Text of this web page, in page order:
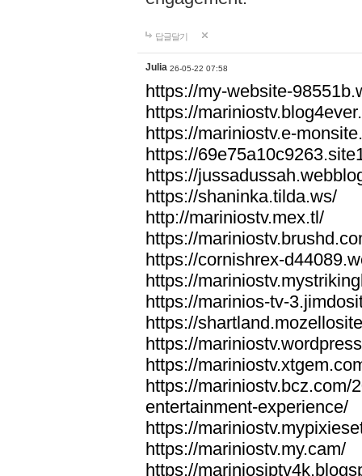
답글달기
Julia 26-05-22 07:58
https://my-website-
https://
https://mariniostv.e-
https://
https://
https://shaninka.tilda.ws/
http://mariniostv.mex.tl/
https://
https://cornishrex-
https://
https://marinios-tv-
https://
https://
https://
https://mariniostv.bcz.com/
entertainment-experience/
https://
https://mariniostv.my.cam/
https://